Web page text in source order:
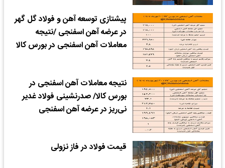
پیشتازی توسعه آهن و فولاد گل گهر
در عرضه آهن اسفنجی /نتیجه
معاملات آهن اسفنجی در بورس کالا
نتیجه معاملات آهن اسفنجی در
بورس کالا/ صدرنشینی فولاد غدیر
نی‌ریز در عرضه آهن اسفنجی
قیمت فولاد در فاز نزولی